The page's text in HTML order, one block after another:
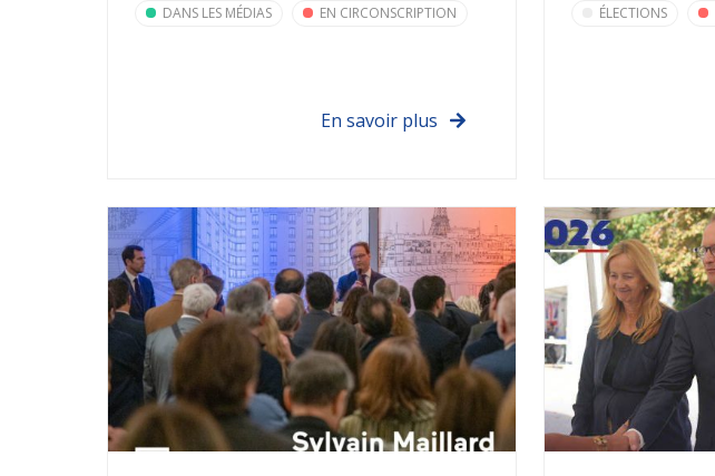
DANS LES MÉDIAS
EN CIRCONSCRIPTION
En savoir plus
ÉLECTIONS